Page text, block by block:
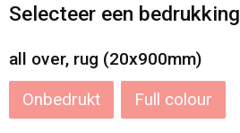
Selecteer een bedrukking
all over, rug (20x900mm)
Onbedrukt Full colour